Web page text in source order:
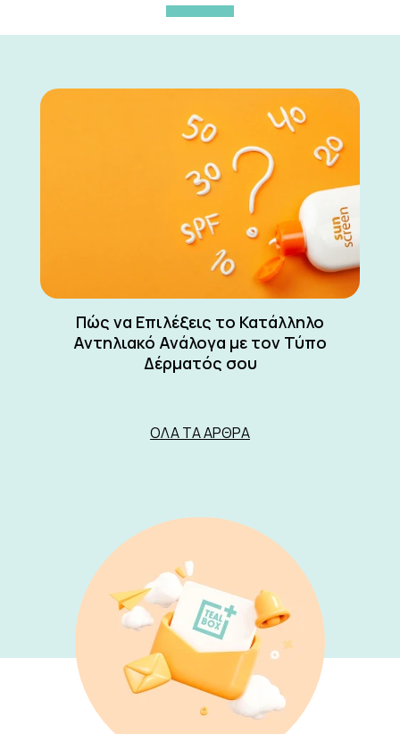
Πώς να Επιλέξεις το Κατάλληλο
Αντηλιακό Ανάλογα με τον Τύπο
Δέρματός σου
ΌΛΑ ΤΑ ΆΡΘΡΑ